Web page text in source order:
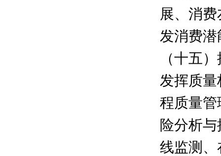
展、消
发消费潜
（十五
发挥质
程质量
险分析
线监测